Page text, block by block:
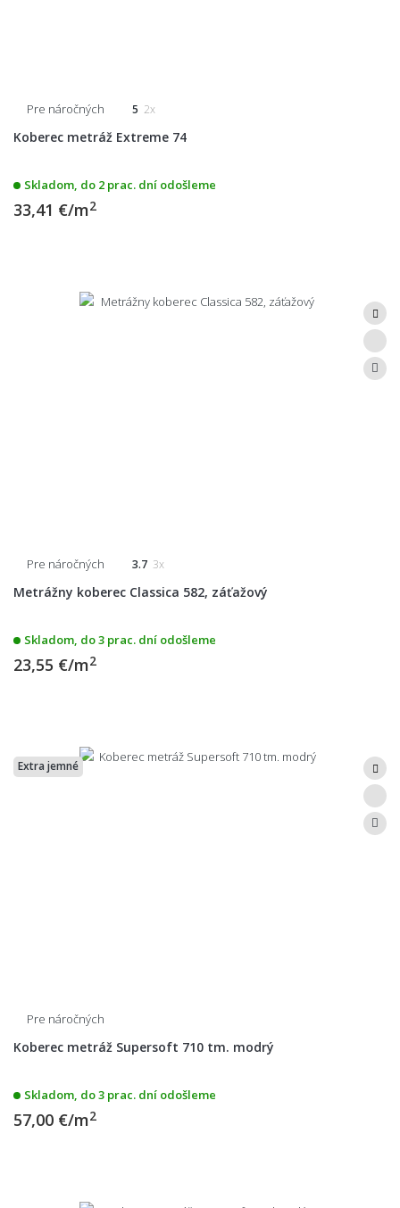
Pre náročných 5 2x
Koberec metráž Extreme 74
Skladom, do 2 prac. dní odošleme
33,41 €/m2
Pre náročných 3.7 3x
Metrážny koberec Classica 582, záťažový
Skladom, do 3 prac. dní odošleme
23,55 €/m2
Extra jemné
Pre náročných
Koberec metráž Supersoft 710 tm. modrý
Skladom, do 3 prac. dní odošleme
57,00 €/m2